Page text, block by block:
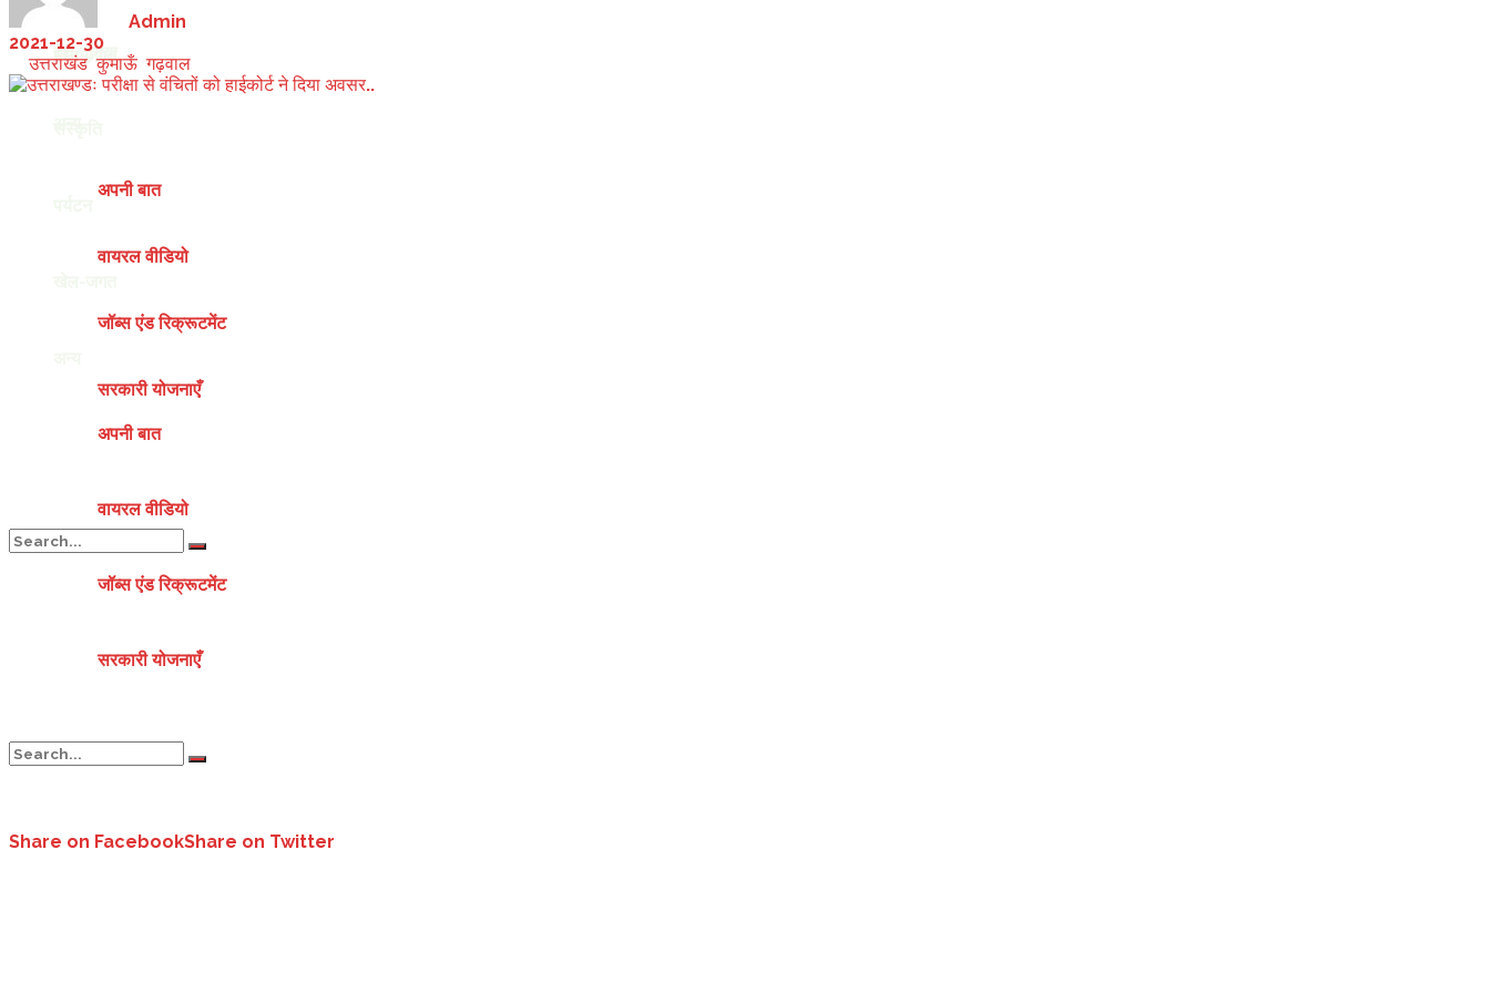
खेल-जगत
अपनी बात
वायरल वीडियो
जॉब्स एंड रिक्रूटमेंट
सरकारी योजनाएँ
View All Result
देश-दुनिया
अपनी बात
वायरल वीडियो
जॉब्स एंड रिक्रूटमेंट
सरकारी योजनाएँ
Admin
2021-12-30
उत्तराखंड ,कुमाऊँ ,गढ़वाल
Share on FacebookShare on Twitter